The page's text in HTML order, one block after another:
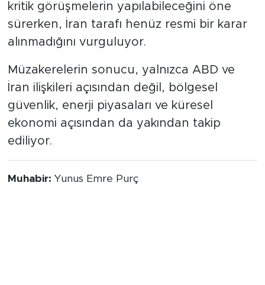
kritik görüşmelerin yapılabileceğini öne
sürerken, İran tarafı henüz resmi bir karar
alınmadığını vurguluyor.
Müzakerelerin sonucu, yalnızca ABD ve
İran ilişkileri açısından değil, bölgesel
güvenlik, enerji piyasaları ve küresel
ekonomi açısından da yakından takip
ediliyor.
Muhabir: Yunus Emre Purç